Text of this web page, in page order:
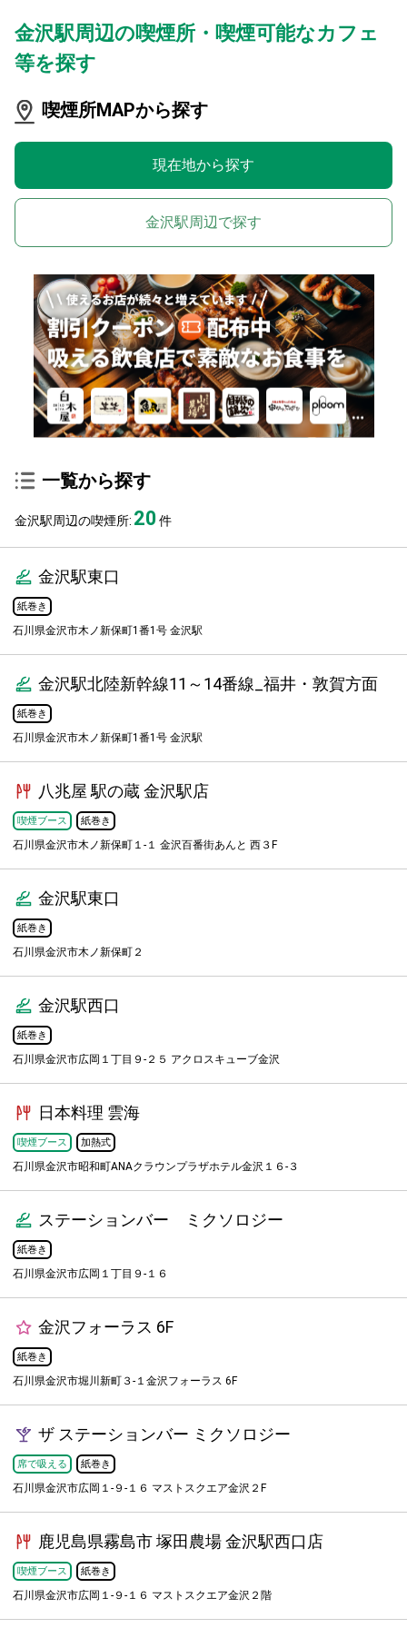
金沢駅周辺の喫煙所・喫煙可能なカフェ
等を探す
喫煙所MAPから探す
現在地から探す
金沢駅周辺で探す
一覧から探す
金沢駅周辺の喫煙所: 20件
金沢駅東口
紙巻き
石川県金沢市木ノ新保町1番1号 金沢駅
金沢駅北陸新幹線11～14番線_福井・敦賀方面
紙巻き
石川県金沢市木ノ新保町1番1号 金沢駅
八兆屋 駅の蔵 金沢駅店
喫煙ブース 紙巻き
石川県金沢市木ノ新保町１-１ 金沢百番街あんと 西３F
金沢駅東口
紙巻き
石川県金沢市木ノ新保町２
金沢駅西口
紙巻き
石川県金沢市広岡１丁目９-２５ アクロスキューブ金沢
日本料理 雲海
喫煙ブース 加熱式
石川県金沢市昭和町ANAクラウンプラザホテル金沢１６-３
ステーションバー ミクソロジー
紙巻き
石川県金沢市広岡１丁目９-１６
金沢フォーラス 6F
紙巻き
石川県金沢市堀川新町３-１金沢フォーラス 6F
ザ ステーションバー ミクソロジー
席で吸える 紙巻き
石川県金沢市広岡１-９-１６ マストスクエア金沢２F
鹿児島県霧島市 塚田農場 金沢駅西口店
喫煙ブース 紙巻き
石川県金沢市広岡１-９-１６ マストスクエア金沢２階